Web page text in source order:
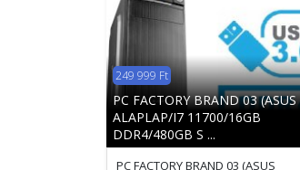
249 999 Ft
PC FACTORY BRAND 03 (ASUS
ALAPLAP/I7 11700/16GB
DDR4/480GB S ...
PC FACTORY BRAND 03 (ASUS